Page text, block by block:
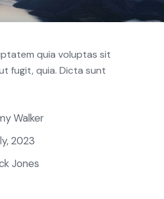
quia voluptas sit
fugit, quia. Dicta sunt
Walker
2023
Jones